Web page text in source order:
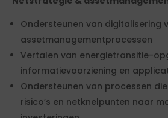
Ondersteunen van digitalisering
assetmanagementprocessen
Vertalen van energietransitie-
informatievoorziening en
Ondersteunen van processen
risico’s en netknelpunten naar